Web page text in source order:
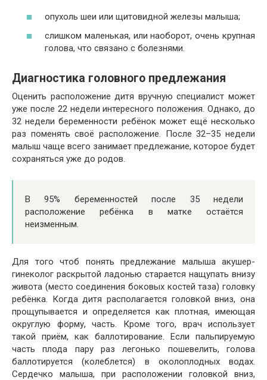
опухоль шеи или щитовидной железы малыша;
слишком маленькая, или наоборот, очень крупная
голова, что связано с болезнями.
Диагностика головного предлежания
Оценить расположение дитя вручную специалист может
уже после 22 недели интересного положения. Однако, до
32 недели беременности ребёнок может ещё несколько
раз поменять своё расположение. После 32–35 недели
малыш чаще всего занимает предлежание, которое будет
сохраняться уже до родов.
В 95% беременностей после 35 недели
расположение ребёнка в матке остаётся
неизменным.
Для того чтоб понять предлежание малыша акушер-
гинеколог раскрытой ладонью старается нащупать внизу
живота (место соединения боковых костей таза) головку
ребёнка. Когда дитя располагается головкой вниз, она
прощупывается и определяется как плотная, имеющая
округлую форму, часть. Кроме того, врач использует
такой приём, как баллотирование. Если пальпируемую
часть плода пару раз легонько пошевелить, голова
баллотируется (колеблется) в околоплодных водах.
Сердечко малыша, при расположении головкой вниз,